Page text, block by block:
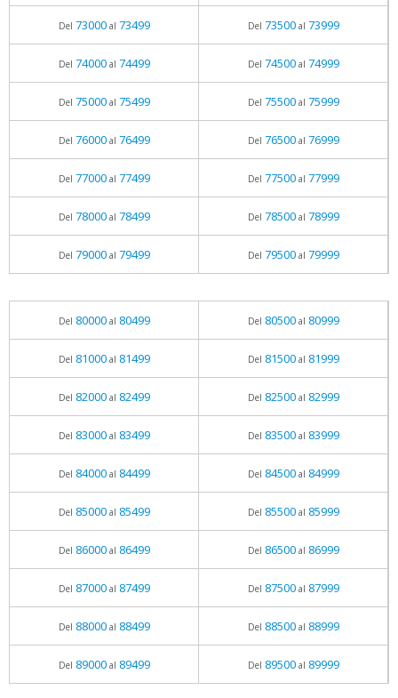
Del 73000al 73499 Del 73500al 73999
Del 74000al 74499 Del 74500al 74999
Del 75000al 75499 Del 75500al 75999
Del 76000al 76499 Del 76500al 76999
Del 77000al 77499 Del 77500al 77999
Del 78000al 78499 Del 78500al 78999
Del 79000al 79499 Del 79500al 79999
Del 80000al 80499 Del 80500al 80999
Del 81000al 81499 Del 81500al 81999
Del 82000al 82499 Del 82500al 82999
Del 83000al 83499 Del 83500al 83999
Del 84000al 84499 Del 84500al 84999
Del 85000al 85499 Del 85500al 85999
Del 86000al 86499 Del 86500al 86999
Del 87000al 87499 Del 87500al 87999
Del 88000al 88499 Del 88500al 88999
Del 89000al 89499 Del 89500al 89999